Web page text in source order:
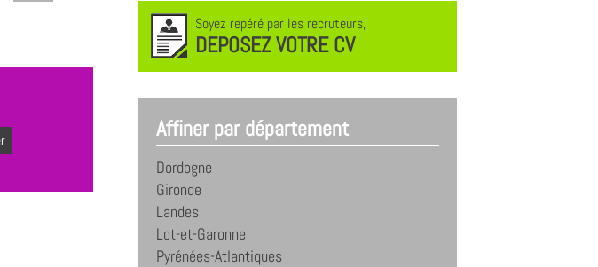
Soyez repéré par les recruteurs,
DEPOSEZ VOTRE CV
Affiner par département
Dordogne
Gironde
Landes
Lot-et-Garonne
Pyrénées-Atlantiques